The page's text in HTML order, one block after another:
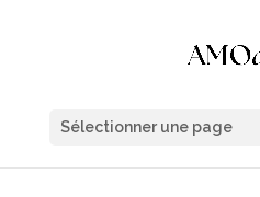
Sélectionner une page